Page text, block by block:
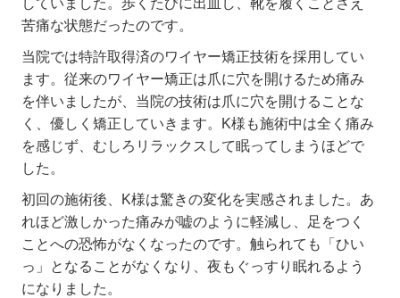
していました。歩くたびに出血し、靴を履くことさえ
苦痛な状態だったのです。
当院では特許取得済のワイヤー矯正技術を採用してい
ます。従来のワイヤー矯正は爪に穴を開けるため痛み
を伴いましたが、当院の技術は爪に穴を開けることな
く、優しく矯正していきます。
K様も施術中は全く痛み
を感じず、むしろリラックスして眠ってしまうほどで
した。
初回の施術後、 K様は驚きの変化を実感されました。あ
れほど激しかった痛みが嘘のように軽減し、足をつく
ことへの恐怖がなくなったのです。触られても「ひい
っ」となることがなくなり、夜もぐっすり眠れるよう
になりました。